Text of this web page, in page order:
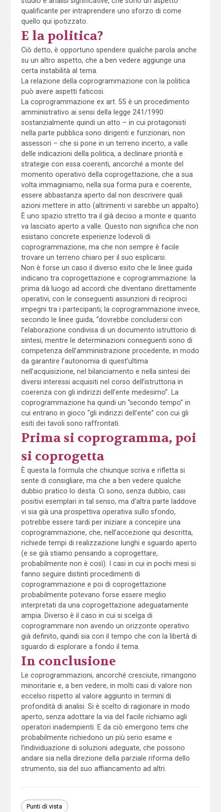
qualificante per intraprendere uno sforzo di come
quello qui ipotizzato.
E la politica?
Ciò detto, è opportuno spendere qualche parola anche
su un altro aspetto, che a ben vedere aggiunge una
certa instabilità al tema.
La relazione della coprogrammazione con la politica
può avere aspetti faticosi.
La coprogrammazione ex art. 55 è un procedimento
amministrativo ai sensi della legge 241/1990:
sostanzialmente quindi un atto – in cui protagonisti
nella parte pubblica sono dirigenti e funzionari, non
assessori – che si pone in un terreno incerto, a valle
delle indicazioni della politica, a declinare priorità e
strategie con essa coerenti, ancorché a monte del
momento operativo della coprogettazione, che a sua
volta immaginiamo, nella sua forma pura e coerente,
essere abbastanza aperto dal non descrivere quali
azioni mettere in atto (altrimenti vi sarebbe un appalto).
È uno spazio stretto tra il già deciso a monte e quanto
va lasciato aperto a valle. Questo non significa che non
esistano concrete esperienze lodevoli di
coprogrammazione, ma che non sempre è facile
trovare un terreno chiaro per il suo esplicarsi.
Non è forse un caso il diverso esito che le linee guida
indicano tra coprogettazione e coprogrammazione: la
prima dà luogo ad accordi che diventano direttamente
operativi, con le conseguenti assunzioni di reciproci
impegni tra i partecipanti; la coprogrammazione invece,
secondo le linee guida, “dovrebbe concludersi con
l’elaborazione condivisa di un documento istruttorio di
sintesi, mentre le determinazioni conseguenti sono di
competenza dell’amministrazione procedente, in modo
da garantire l’autonomia di quest’ultima
nell’acquisizione, nel bilanciamento e nella sintesi dei
diversi interessi acquisiti nel corso dell’istruttoria in
coerenza con gli indirizzi dell’ente medesimo”. La
coprogrammazione ha quindi un “secondo tempo” in
cui entrano in gioco “gli indirizzi dell’ente” con cui gli
esiti dei tavoli sono raffrontati.
Prima si coprogramma, poi
si coprogetta
È questa la formula che chiunque scriva e rifletta si
sente di consigliare, ma che a ben vedere qualche
dubbio pratico lo desta. Ci sono, senza dubbio, casi
positivi esemplari in tal senso, ma d’altra parte laddove
vi sia già una prospettiva operativa sullo sfondo,
potrebbe essere tardi per iniziare a concepire una
coprogrammazione, che, nell’accezione qui descritta,
richiede tempi di realizzazione lunghi e sguardo aperto
(e se già stiamo pensando a coprogettare,
probabilmente non è così). I casi in cui in pochi mesi si
fanno seguire distinti procedimenti di
coprogrammazione e poi di coprogettazione
probabilmente potevano forse essere meglio
interpretati da una coprogettazione adeguatamente
ampia. Diverso è il caso in cui si scelga di
coprogrammare non avendo un orizzonte operativo
già definito, quindi sia con il tempo che con la libertà di
sguardo di esplorare a fondo il tema.
In conclusione
Le coprogrammazioni, ancorché cresciute, rimangono
minoritarie e, a ben vedere, in molti casi di valore non
eccelso rispetto al valore aggiunto in termini di
profondità di analisi. Si è scelto di ragionare in modo
aperto, senza adottare la via del facile richiamo agli
operatori inadempienti. E da ciò emergono temi che
probabilmente richiedono un più serio esame e
l’individuazione di soluzioni adeguate, che possono
andare sia nella direzione della parziale riforma dello
strumento, sia del suo affiancamento ad altri.
Punti di vista